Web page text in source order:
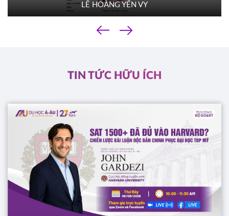
Mỹ TACOMA COMMUNITY COLLEGE
LÊ HOÀNG YẾN VY
‹
›
TIN TỨC HỮU ÍCH